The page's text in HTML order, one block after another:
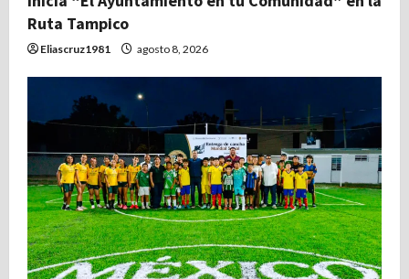
r
a
a
s
Ruta Tampico
Eliascruz1981 agosto 8, 2026